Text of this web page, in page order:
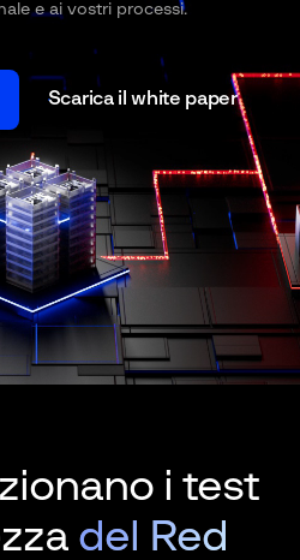
e ai vostri processi.
Scarica il white paper
i test
del Red